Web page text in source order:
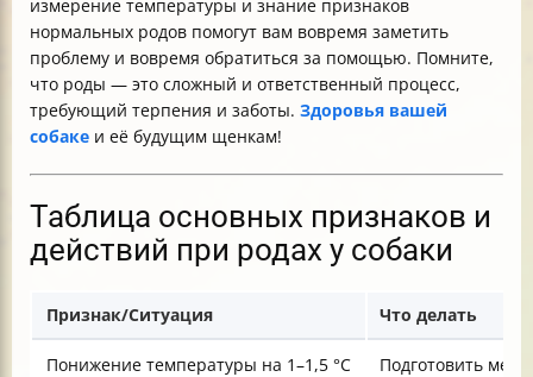
измерение температуры и знание признаков
нормальных родов помогут вам вовремя заметить
проблему и вовремя обратиться за помощью. Помните,
что роды — это сложный и ответственный процесс,
требующий терпения и заботы. Здоровья вашей
собаке и её будущим щенкам!
Таблица основных признаков и
действий при родах у собаки
Признак/Ситуация Что делать
Понижение температуры на 1–1,5 °C Подготовить